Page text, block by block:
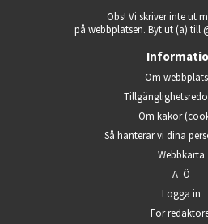
Obs! Vi skriver inte ut
på webbplatsen. Byt ut (a) till
Om
Om kakor
Så hanterar vi dina
Webbkarta
A–Ö
Logga in
För